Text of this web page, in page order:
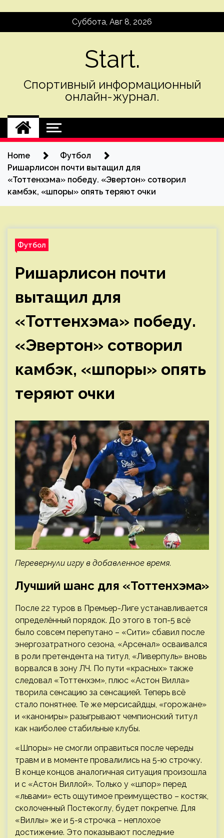
Суббота, Авг 8, 2026
Start.
Спортивный информационный
онлайн-журнал.
Home
Футбол
Ришарлисон почти вытащил для
«Тоттенхэма» победу. «Эвертон» сотворил
камбэк, «шпоры» опять теряют очки
Футбол
Ришарлисон почти
вытащил для
«Тоттенхэма» победу.
«Эвертон» сотворил
камбэк, «шпоры» опять
теряют очки
Перевернули игру в добавленное время.
Лучший шанс для «Тоттенхэма»
После 22 туров в Премьер-Лиге устанавливается
определённый порядок. До этого в топ-5 всё
было совсем перепутано – «Сити» сбавил после
энергозатратного сезона, «Арсенал» осваивался
в роли претендента на титул, «Ливерпуль» вновь
ворвался в зону ЛЧ. По пути «красных» также
следовал «Тоттенхэм», плюс «Астон Вилла»
творила сенсацию за сенсацией. Теперь всё
стало понятнее. Те же мерсисайдцы, «горожане»
и «канониры» разыгрывают чемпионский титул
как наиболее стабильные клубы.
«Шпоры» не смогли оправиться после череды
травм и в моменте провалились на 5-ю строчку.
В конце концов аналогичная ситуация произошла
и с «Астон Виллой». Только у «шпор» перед
«львами» есть ощутимое преимущество – костяк,
сколоченный Постекоглу, будет покрепче. Для
«Виллы» же и 5-я строчка – неплохое
достижение. Это показывают последние